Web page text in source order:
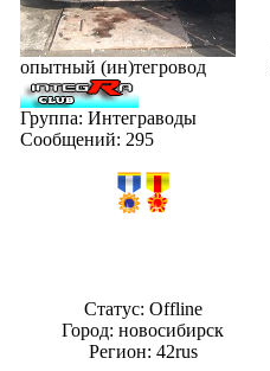
опытный (ин)тегровод
Группа: Интеграводы
Сообщений: 295
Статус: Offline
Город: новосибирск
Регион: 42rus